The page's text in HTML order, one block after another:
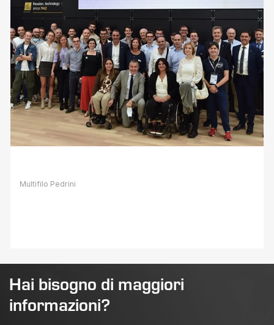
Multifilo Pedrini
Hai bisogno di maggiori
informazioni?